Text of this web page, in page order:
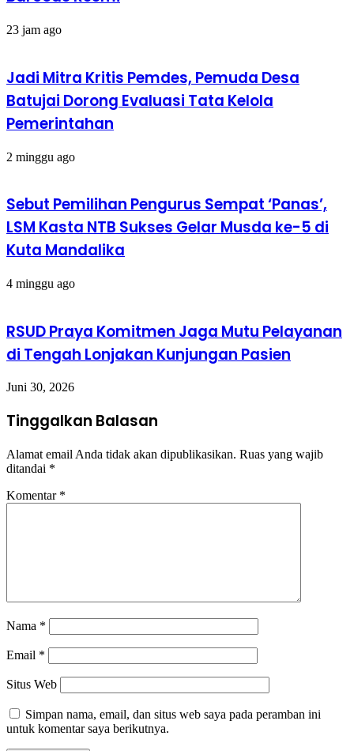
23 jam ago
Jadi Mitra Kritis Pemdes, Pemuda Desa
Batujai Dorong Evaluasi Tata Kelola
Pemerintahan
2 minggu ago
Sebut Pemilihan Pengurus Sempat ‘Panas’,
LSM Kasta NTB Sukses Gelar Musda ke-5 di
Kuta Mandalika
4 minggu ago
RSUD Praya Komitmen Jaga Mutu Pelayanan
di Tengah Lonjakan Kunjungan Pasien
Juni 30, 2026
Tinggalkan Balasan
Alamat email Anda tidak akan dipublikasikan. Ruas yang wajib
ditandai *
Komentar *
Nama *
Email *
Situs Web
Simpan nama, email, dan situs web saya pada peramban ini
untuk komentar saya berikutnya.